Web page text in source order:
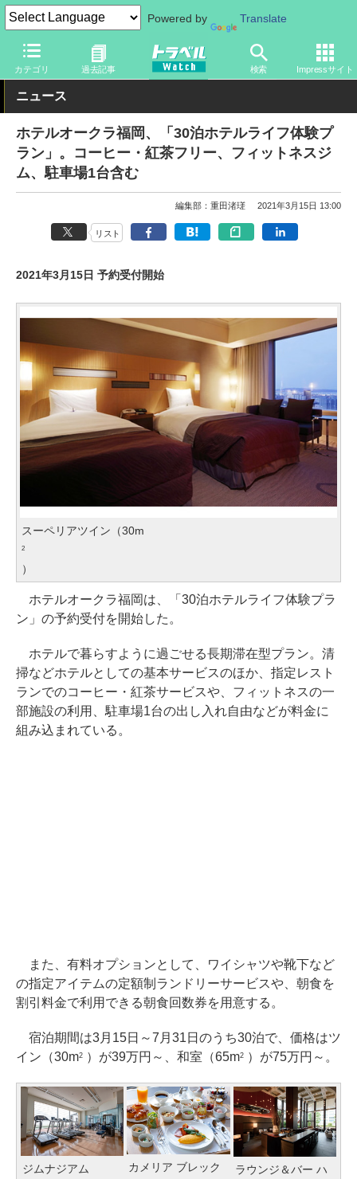
Powered by Translate
カテゴリ 過去記事 検索 Impressサイト
トラベル Watch 旅の情報 ホテル・旅館 宿泊
ニュース
ホテルオークラ福岡、「30泊ホテルライフ体験プ
ラン」。コーヒー・紅茶フリー、フィットネスジ
ム、駐車場1台含む
編集部：重田渚瑳 2021年3月15日 13:00
リスト
2021年3月15日 予約受付開始
スーペリアツイン（30m
2
）
ホテルオークラ福岡は、「30泊ホテルライフ体験プラ
ン」の予約受付を開始した。
ホテルで暮らすように過ごせる長期滞在型プラン。清
掃などホテルとしての基本サービスのほか、指定レスト
ランでのコーヒー・紅茶サービスや、フィットネスの一
部施設の利用、駐車場1台の出し入れ自由などが料金に
組み込まれている。
また、有料オプションとして、ワイシャツや靴下など
の指定アイテムの定額制ランドリーサービスや、朝食を
割引料金で利用できる朝食回数券を用意する。
宿泊期間は3月15日～7月31日のうち30泊で、価格はツ
イン（30m2）が39万円～、和室（65m2）が75万円～。
ジムナジアム
カメリア ブレック
ラウンジ＆バー ハ